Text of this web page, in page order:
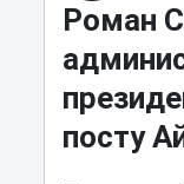
Роман
посту